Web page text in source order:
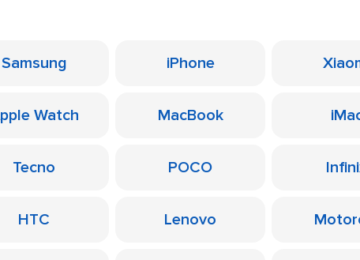
Samsung iPhone
Watch MacBook
Tecno POCO
HTC Lenovo